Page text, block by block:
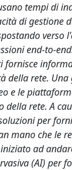
tempi di
di gestione
end-to-
fornisce
rete. Una
e le
rete. A
per
mano che le
ad
(AI) per